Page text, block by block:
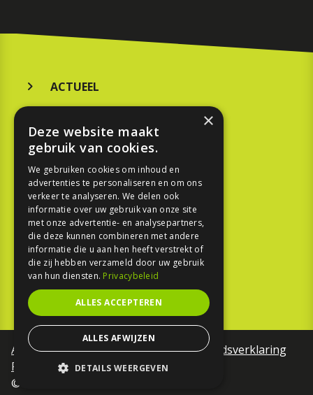
ACTUEEL
KOOPGIDS
TESTEN
SPORT
REPORTAGE
TOUREN
NIEUWSBRIEF
Algemene voorwaardenToegankelijkheidsverklaring
Privacy Policy
©Motorfreaks 2026
×
Deze website maakt
gebruik van cookies.
We gebruiken cookies om inhoud en
advertenties te personaliseren en om ons
verkeer te analyseren. We delen ook
informatie over uw gebruik van onze site
met onze advertentie- en analysepartners,
die deze kunnen combineren met andere
informatie die u aan hen heeft verstrekt of
die zij hebben verzameld door uw gebruik
van hun diensten. Privacybeleid
ALLES ACCEPTEREN
ALLES AFWIJZEN
DETAILS WEERGEVEN